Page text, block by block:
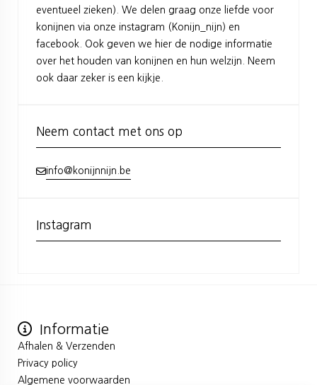
eventueel zieken). We delen graag onze liefde voor
konijnen via onze instagram (Konijn_nijn) en
facebook. Ook geven we hier de nodige informatie
over het houden van konijnen en hun welzijn. Neem
ook daar zeker is een kijkje.
Neem contact met ons op
info@konijnnijn.be
Instagram
Informatie
Afhalen & Verzenden
Privacy policy
Algemene voorwaarden